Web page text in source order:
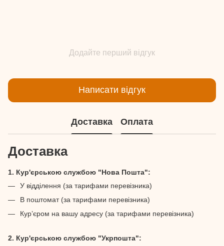
Додайте перший відгук
Написати відгук
Доставка Оплата
Доставка
1. Кур'єрською службою "Нова Пошта":
У відділення (за тарифами перевізника)
В поштомат (за тарифами перевізника)
Кур’єром на вашу адресу (за тарифами перевізника)
2. Кур'єрською службою "Укрпошта":